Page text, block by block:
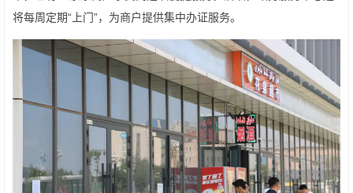
将每周定期“上门”，为商户提供集中办证服务。